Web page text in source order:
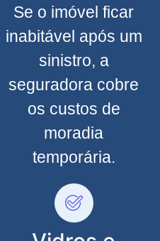
Se o imóvel ficar
inabitável após um
sinistro, a
seguradora cobre
os custos de
moradia
temporária.